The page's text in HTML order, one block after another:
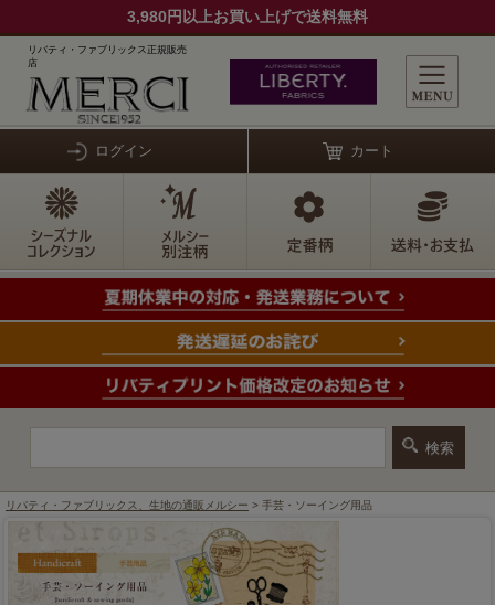
3,980円以上お買い上げで送料無料
リバティ・ファブリックス正規販売
店
ログイン カート
リバティ・ファブリックス、生地の通販メルシー > 手芸・ソーイング用品